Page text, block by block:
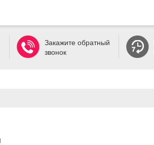
Закажите обратный
звонок